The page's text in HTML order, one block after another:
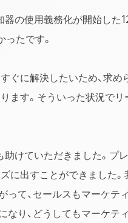
器の使用義務化が開始した
ったです。
ぐに解決したいため、求
ます。そういった状況で
助けていただきました。
に出すことができました
って、セールスもマーケ
なり、どうしてもマーケ